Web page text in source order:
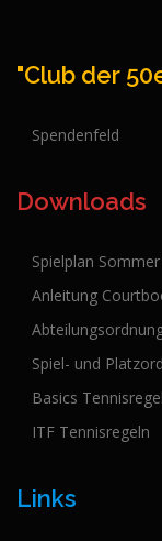
"Club der
Spendenfeld
Downloads
Spielplan
Anleitung
Spiel- und
Basics
ITF Tennisregeln
Links